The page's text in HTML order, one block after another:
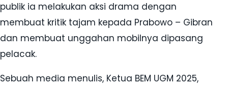
publik ia melakukan aksi drama dengan
membuat kritik tajam kepada Prabowo – Gibran
dan membuat unggahan mobilnya dipasang
pelacak.
Sebuah media menulis, Ketua BEM UGM 2025,